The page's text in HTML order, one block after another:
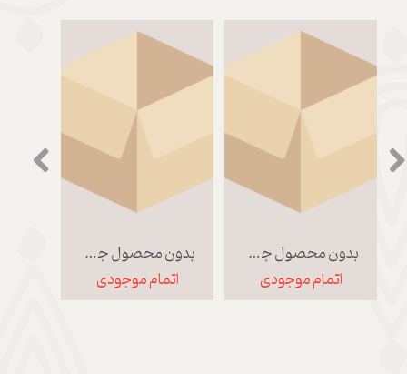
بدون محصول جهت نمایش
اتمام موجودی
بدون محصول جهت نمایش
اتمام موجودی